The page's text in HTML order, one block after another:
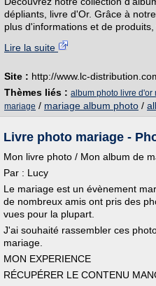
dépliants, livre d'Or. Grâce à
plus d'informations et de produits,
Lire la suite
Site : http://www.lc-
Thèmes liés : album photo livre d'or
mariage / mariage album photo /
Livre photo mariage -
Mon livre photo / Mon album de
Par : Lucy
Le mariage est un évènement
de nombreux amis ont pris des
vues pour la plupart.
J'ai souhaité rassembler ces
mariage.
MON EXPERIENCE
RÉCUPÉRER LE CONTENU